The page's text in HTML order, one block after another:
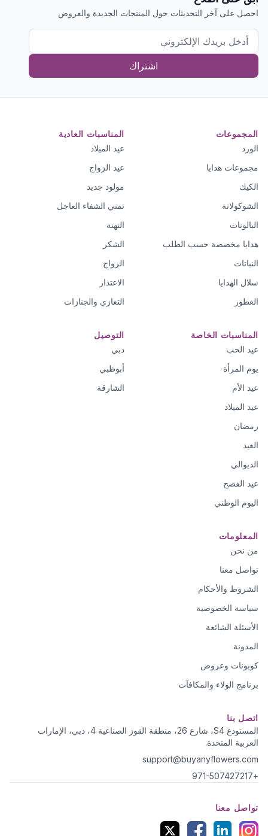
احصل على آخر التحديثات حول المنتجات الجديدة والعروض
اشتراك
المجموعات
الورد
مجموعات هدايا
الكيك
الشوكولاتة
البالونات
هدايا مخصصة حسب الطلب
النباتات
سلال الهدايا
العطور
المناسبات العادية
عيد الميلاد
عيد الزواج
مولود جديد
تمني الشفاء العاجل
التهنة
الشكر
الزواج
الاعتذار
التعازي والجنازات
المناسبات الخاصة
عيد الحب
يوم المرأة
عيد الأم
عيد الميلاد
رمضان
العيد
الديوالي
عيد الفصح
اليوم الوطني
التوصيل
دبي
أبوظبي
الشارقة
المعلومات
من نحن
تواصل معنا
الشروط والأحكام
سياسة الخصوصية
الأسئلة الشائعة
المدونة
كوبونات وعروض
برنامج الولاء والمكافآت
اتصل بنا
المستودع S4، شارع 26، منطقة القوز الصناعية 4، دبي، الإمارات
العربية المتحدة.
support@buyanyflowers.com
+971-507427217
تواصل معنا